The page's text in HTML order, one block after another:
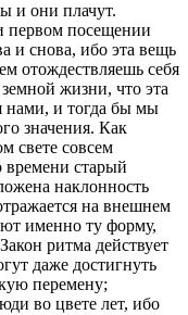
и они плачут.
первом посещении
и снова, ибо эта вещь
отождествляешь себя
жизни, что эта
нами, и тогда бы мы
значения. Как
свете совсем
времени старый
наклонность
на внешнем
именно ту форму,
ритма действует
даже достигнуть
перемену;
во цвете лет, ибо